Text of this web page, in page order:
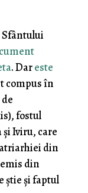
Sfântului
. Dareste
compus în
fostul
Iviru, care
din
din
știe și faptul